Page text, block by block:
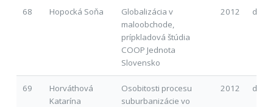
68 Hopocká Soňa
Globalizácia v
maloobchode,
prípkladová štúdia
COOP Jednota
Slovensko
2012 d
69
Horváthová
Katarína
Osobitosti procesu
suburbanizácie vo
2012 d